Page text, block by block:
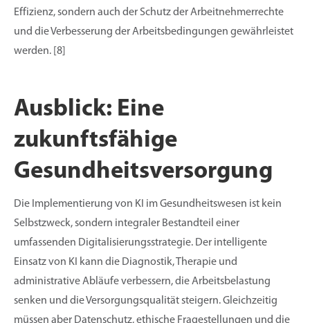
Effizienz, sondern auch der Schutz der Arbeitnehmerrechte
und die Verbesserung der Arbeitsbedingungen gewährleistet
werden. [8]
Ausblick: Eine
zukunftsfähige
Gesundheitsversorgung
Die Implementierung von KI im Gesundheitswesen ist kein
Selbstzweck, sondern integraler Bestandteil einer
umfassenden Digitalisierungsstrategie. Der intelligente
Einsatz von KI kann die Diagnostik, Therapie und
administrative Abläufe verbessern, die Arbeitsbelastung
senken und die Versorgungsqualität steigern. Gleichzeitig
müssen aber Datenschutz, ethische Fragestellungen und die